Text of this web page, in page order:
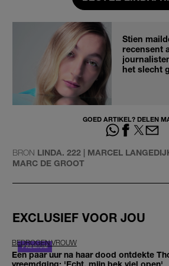
Stien
recensent
het slecht
GOED ARTIKEL? DELEN
BRON LINDA. 222 | MARCEL
MARC DE GROOT
EXCLUSIEF VOOR JOU
BEDROGEN VROUW
Een paar uur na haar dood ontdekte